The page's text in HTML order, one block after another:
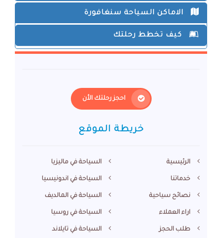
الاماكن السياحة سنغافورة
كيف تخطط رحلتك
احجز رحلتك الأن
خريطة الموقع
الرئيسية
خدماتنا
نصائح سياحية
اراء العملاء
طلب الحجز
السياحة في ماليزيا
السياحة في اندونيسيا
السياحة في المالديف
السياحة في روسيا
السياحة في تايلاند